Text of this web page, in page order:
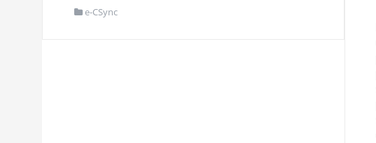
e-CSync